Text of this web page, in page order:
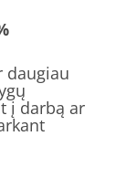
daugiau
į darbą ar